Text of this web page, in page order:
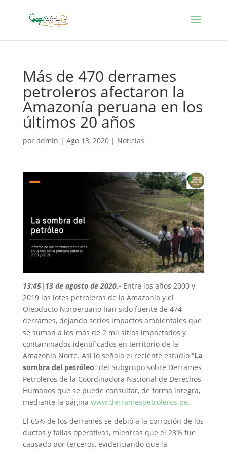
Más de 470 derrames
petroleros afectaron la
Amazonía peruana en los
últimos 20 años
por admin | Ago 13, 2020| Noticias
13:45|13 de agosto de 2020.- Entre los años 2000 y
2019 los lotes petroleros de la Amazonía y el
Oleoducto Norperuano han sido fuente de 474
derrames, dejando serios impactos ambientales que
se suman a los más de 2 mil sitios impactados y
contaminados identificados en territorio de la
Amazonía Norte. Así lo señala el reciente estudio “La
sombra del petróleo” del Subgrupo sobre Derrames
Petroleros de la Coordinadora Nacional de Derechos
Humanos que se puede consultar, de forma íntegra,
mediante la página www.derramespetroleros.pe.
El 65% de los derrames se debió a la corrosión de los
ductos y fallas operativas, mientras que el 28% fue
causado por terceros, evidenciando que la